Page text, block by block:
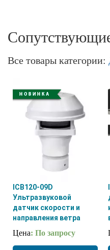
Все товары категории:
ICB120-09D
Ультразвуковой
датчик скорости и
направления ветра
Цена: По запросу